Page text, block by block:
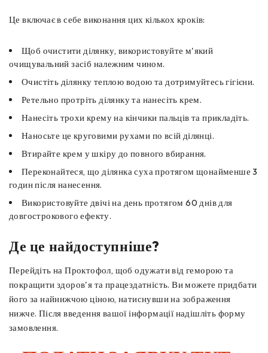
Це включає в себе виконання цих кількох кроків:
Щоб очистити ділянку, використовуйте м'який
очищувальний засіб належним чином.
Очистіть ділянку теплою водою та дотримуйтесь гігієни.
Ретельно протріть ділянку та нанесіть крем.
Нанесіть трохи крему на кінчики пальців та прикладіть.
Наносьте це круговими рухами по всій ділянці.
Втирайте крем у шкіру до повного вбирання.
Переконайтеся, що ділянка суха протягом щонайменше 3
годин після нанесення.
Використовуйте двічі на день протягом 60 днів для
довгострокового ефекту.
Де це найдоступніше?
Перейдіть на Проктофол, щоб одужати від геморою та
покращити здоров'я та працездатність. Ви можете придбати
його за найнижчою ціною, натиснувши на зображення
нижче. Після введення вашої інформації надішліть форму
замовлення.